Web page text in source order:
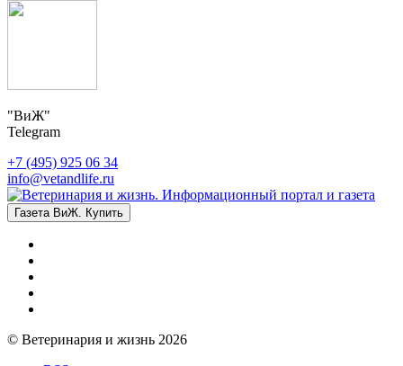
"ВиЖ"
Telegram
+7 (495) 925 06 34
info@vetandlife.ru
Газета ВиЖ. Купить
© Ветеринария и жизнь 2026